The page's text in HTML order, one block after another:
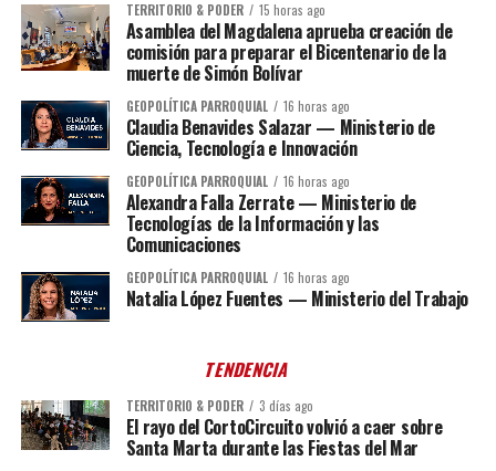
TERRITORIO & PODER 15 horas ago
Asamblea del Magdalena aprueba creación de
comisión para preparar el Bicentenario de la
muerte de Simón Bolívar
GEOPOLÍTICA PARROQUIAL 16 horas ago
Claudia Benavides Salazar — Ministerio de
Ciencia, Tecnología e Innovación
GEOPOLÍTICA PARROQUIAL 16 horas ago
Alexandra Falla Zerrate — Ministerio de
Tecnologías de la Información y las
Comunicaciones
GEOPOLÍTICA PARROQUIAL 16 horas ago
Natalia López Fuentes — Ministerio del Trabajo
TENDENCIA
TERRITORIO & PODER 3 días ago
El rayo del CortoCircuito volvió a caer sobre
Santa Marta durante las Fiestas del Mar